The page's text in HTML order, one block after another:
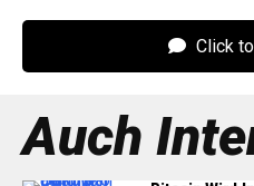
Click
Auch